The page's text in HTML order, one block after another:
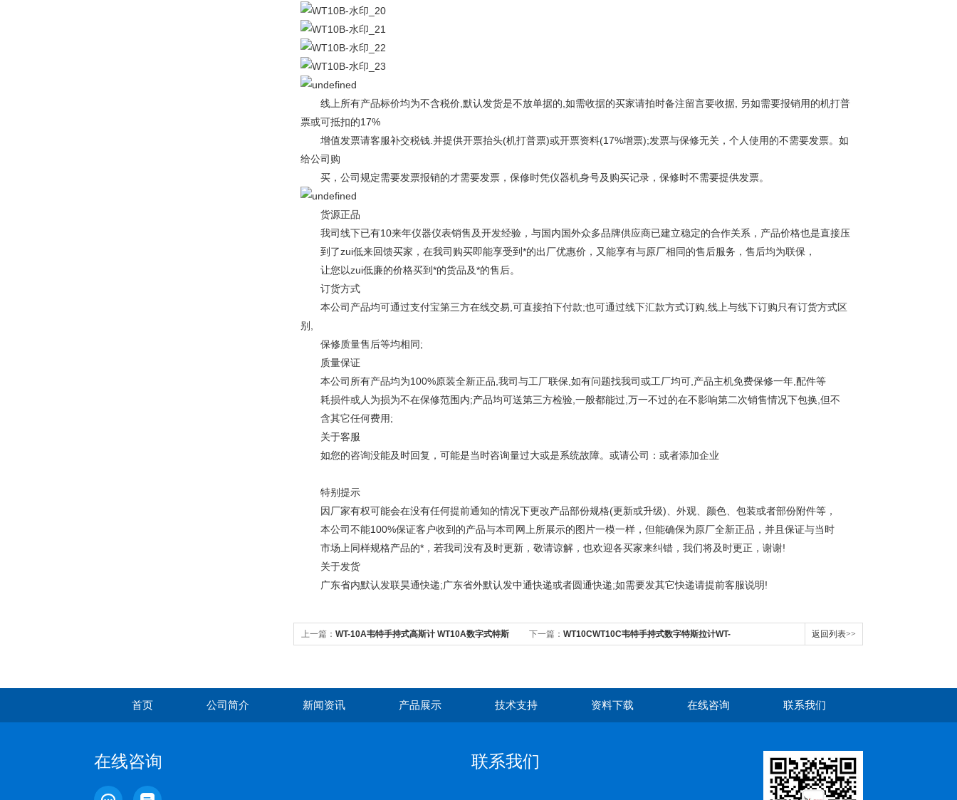
线上所有产品标价均为不含税价,默认发货是不放单据的,如需收据的买家请拍时备注留言要收据, 另如需要报销用的机打普
票或可抵扣的17%
增值发票请客服补交税钱.并提供开票抬头(机打普票)或开票资料(17%增票);发票与保修无关，个人使用的不需要发票。如
给公司购
买，公司规定需要发票报销的才需要发票，保修时凭仪器机身号及购买记录，保修时不需要提供发票。
货源正品
我司线下已有10来年仪器仪表销售及开发经验，与国内国外众多品牌供应商已建立稳定的合作关系，产品价格也是直接压
到了zui低来回馈买家，在我司购买即能享受到*的出厂优惠价，又能享有与原厂相同的售后服务，售后均为联保，
让您以zui低廉的价格买到*的货品及*的售后。
订货方式
本公司产品均可通过支付宝第三方在线交易,可直接拍下付款;也可通过线下汇款方式订购,线上与线下订购只有订货方式区
别,
保修质量售后等均相同;
质量保证
本公司所有产品均为100%原装全新正品,我司与工厂联保,如有问题找我司或工厂均可,产品主机免费保修一年,配件等
耗损件或人为损为不在保修范围内;产品均可送第三方检验,一般都能过,万一不过的在不影响第二次销售情况下包换,但不
含其它任何费用;
关于客服
如您的咨询没能及时回复，可能是当时咨询量过大或是系统故障。或请公司：或者添加企业
特别提示
因厂家有权可能会在没有任何提前通知的情况下更改产品部份规格(更新或升级)、外观、颜色、包装或者部份附件等，
本公司不能100%保证客户收到的产品与本司网上所展示的图片一模一样，但能确保为原厂全新正品，并且保证与当时
市场上同样规格产品的*，若我司没有及时更新，敬请谅解，也欢迎各买家来纠错，我们将及时更正，谢谢!
关于发货
广东省内默认发联昊通快递;广东省外默认发中通快递或者圆通快递;如需要发其它快递请提前客服说明!
上一篇： WT-10A韦特手持式高斯计 WT10A数字式特斯 下一篇： WT10CWT10C韦特手持式数字特斯拉计WT- 返回列表>>
首页 公司简介 新闻资讯 产品展示 技术支持 资料下载 在线咨询 联系我们
在线咨询 联系我们